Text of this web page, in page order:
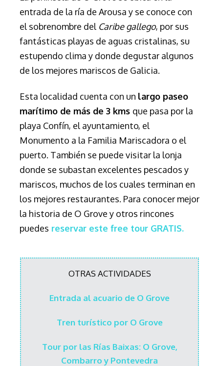
entrada de la ría de Arousa y se conoce con
el sobrenombre del Caribe gallego, por sus
fantásticas playas de aguas cristalinas, su
estupendo clima y donde degustar algunos
de los mejores mariscos de Galicia.
Esta localidad cuenta con un largo paseo
marítimo de más de 3 kms que pasa por la
playa Confín, el ayuntamiento, el
Monumento a la Familia Mariscadora o el
puerto. También se puede visitar la lonja
donde se subastan excelentes pescados y
mariscos, muchos de los cuales terminan en
los mejores restaurantes. Para conocer mejor
la historia de O Grove y otros rincones
puedes reservar este free tour GRATIS.
OTRAS ACTIVIDADES
Entrada al acuario de O Grove
Tren turístico por O Grove
Tour por las Rías Baixas: O Grove,
Combarro y Pontevedra